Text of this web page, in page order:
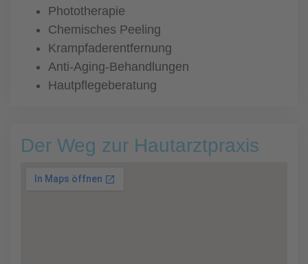
Phototherapie
Chemisches Peeling
Krampfaderentfernung
Anti-Aging-Behandlungen
Hautpflegeberatung
Der Weg zur Hautarztpraxis